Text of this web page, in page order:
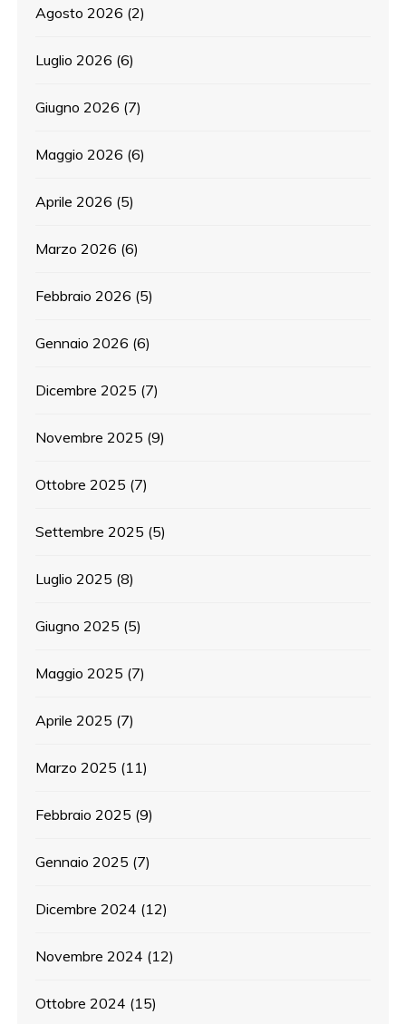
Agosto 2026 (2)
Luglio 2026 (6)
Giugno 2026 (7)
Maggio 2026 (6)
Aprile 2026 (5)
Marzo 2026 (6)
Febbraio 2026 (5)
Gennaio 2026 (6)
Dicembre 2025 (7)
Novembre 2025 (9)
Ottobre 2025 (7)
Settembre 2025 (5)
Luglio 2025 (8)
Giugno 2025 (5)
Maggio 2025 (7)
Aprile 2025 (7)
Marzo 2025 (11)
Febbraio 2025 (9)
Gennaio 2025 (7)
Dicembre 2024 (12)
Novembre 2024 (12)
Ottobre 2024 (15)